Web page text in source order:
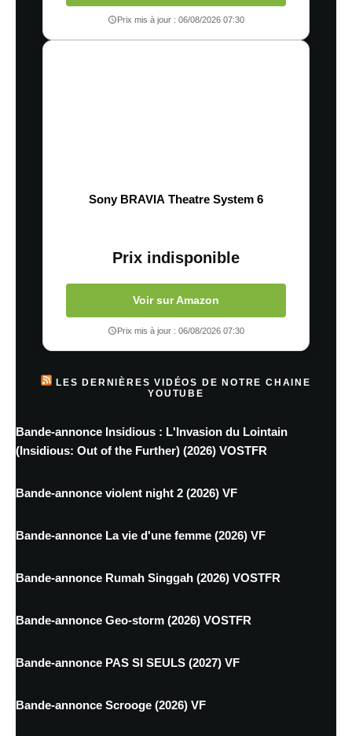
Prix mis à jour : 06/08/2026 07:30
Sony BRAVIA Theatre System 6
Prix indisponible
Voir sur Amazon
Prix mis à jour : 06/08/2026 07:30
LES DERNIÈRES VIDÉOS DE NOTRE CHAINE
YOUTUBE
Bande-annonce Insidious : L'Invasion du Lointain
(Insidious: Out of the Further) (2026) VOSTFR
Bande-annonce violent night 2 (2026) VF
Bande-annonce La vie d'une femme (2026) VF
Bande-annonce Rumah Singgah (2026) VOSTFR
Bande-annonce Geo-storm (2026) VOSTFR
Bande-annonce PAS SI SEULS (2027) VF
Bande-annonce Scrooge (2026) VF